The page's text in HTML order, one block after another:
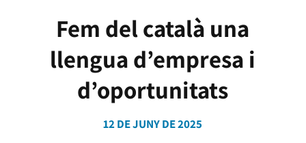
Fem del català una
llengua d’empresa i
d’oportunitats
12 DE JUNY DE 2025